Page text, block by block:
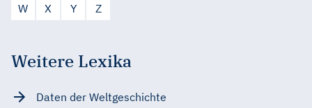
W
X Y Z
Weitere Lexika
Daten der Weltgeschichte